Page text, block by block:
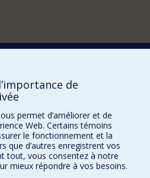
Plan du site
Accessibilité
de
permet d’améliorer et de
Web. Certains témoins
le fonctionnement et la
que d’autres enregistrent vos
tout, vous consentez à notre
mieux répondre à vos besoins.